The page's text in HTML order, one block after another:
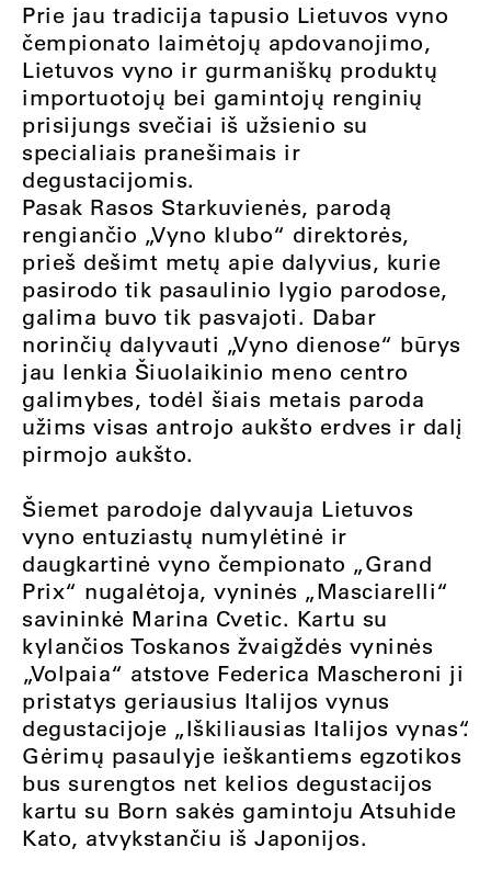
Prie jau tradicija tapusio Lietuvos vyno
čempionato laimėtojų apdovanojimo,
Lietuvos vyno ir gurmaniškų produktų
importuotojų bei gamintojų renginių
prisijungs svečiai iš užsienio su
specialiais pranešimais ir
degustacijomis.
Pasak Rasos Starkuvienės, parodą
rengiančio „Vyno klubo“ direktorės,
prieš dešimt metų apie dalyvius, kurie
pasirodo tik pasaulinio lygio parodose,
galima buvo tik pasvajoti. Dabar
norinčių dalyvauti „Vyno dienose“ būrys
jau lenkia Šiuolaikinio meno centro
galimybes, todėl šiais metais paroda
užims visas antrojo aukšto erdves ir dalį
pirmojo aukšto.
Šiemet parodoje dalyvauja Lietuvos
vyno entuziastų numylėtinė ir
daugkartinė vyno čempionato „Grand
Prix“ nugalėtoja, vyninės „Masciarelli“
savininkė Marina Cvetic. Kartu su
kylančios Toskanos žvaigždės vyninės
„Volpaia“ atstove Federica Mascheroni ji
pristatys geriausius Italijos vynus
degustacijoje „Iškiliausias Italijos vynas“.
Gėrimų pasaulyje ieškantiems egzotikos
bus surengtos net kelios degustacijos
kartu su Born sakės gamintoju Atsuhide
Kato, atvykstančiu iš Japonijos.